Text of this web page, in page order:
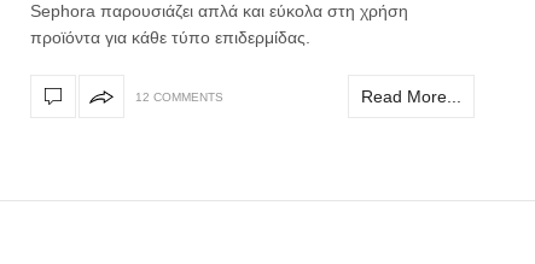
Sephora παρουσιάζει απλά και εύκολα στη χρήση
προϊόντα για κάθε τύπο επιδερμίδας.
12 COMMENTS Read More...